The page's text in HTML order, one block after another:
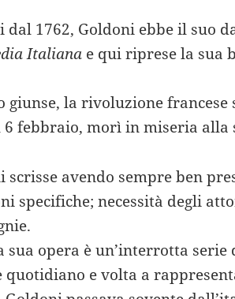
dal 1762, Goldoni ebbe il suo
Italiana e qui riprese la sua
giunse, la rivoluzione francese
6 febbraio, morì in miseria alla
scrisse avendo sempre ben
specifiche; necessità degli
sua opera è un’interrotta
quotidiano e volta a